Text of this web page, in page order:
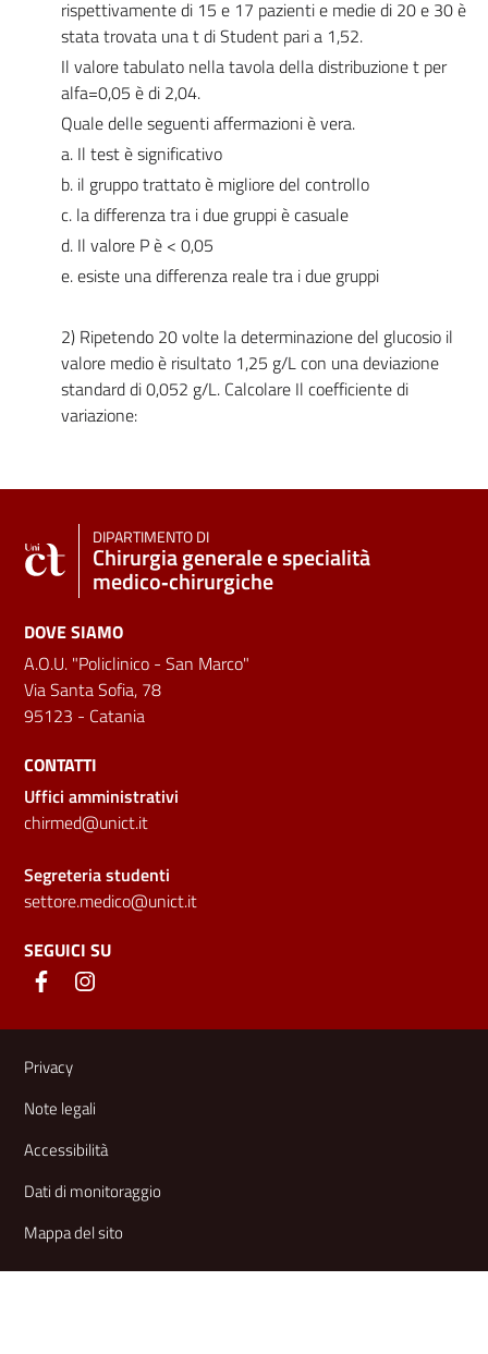
rispettivamente di 15 e 17 pazienti e medie di 20 e 30 è
stata trovata una t di Student pari a 1,52.
Il valore tabulato nella tavola della distribuzione t per
alfa=0,05 è di 2,04.
Quale delle seguenti affermazioni è vera.
a. Il test è significativo
b. il gruppo trattato è migliore del controllo
c. la differenza tra i due gruppi è casuale
d. Il valore P è < 0,05
e. esiste una differenza reale tra i due gruppi
2) Ripetendo 20 volte la determinazione del glucosio il
valore medio è risultato 1,25 g/L con una deviazione
standard di 0,052 g/L. Calcolare Il coefficiente di
variazione:
DIPARTIMENTO DI
Chirurgia generale e specialità
medico‑chirurgiche
DOVE SIAMO
A.O.U. "Policlinico - San Marco"
Via Santa Sofia, 78
95123 - Catania
CONTATTI
Uffici amministrativi
chirmed@unict.it
Segreteria studenti
settore.medico@unict.it
SEGUICI SU
Link e informazioni utili
Privacy
Note legali
Accessibilità
Dati di monitoraggio
Mappa del sito